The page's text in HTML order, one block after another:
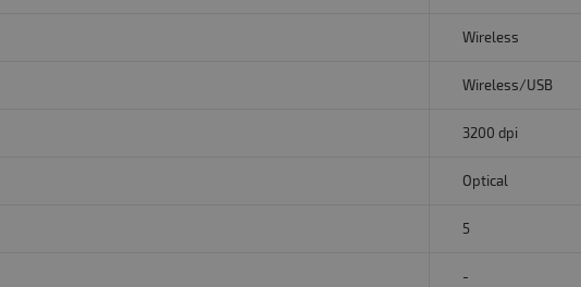
Wireless
Wireless/USB
3200 dpi
Optical
5
-